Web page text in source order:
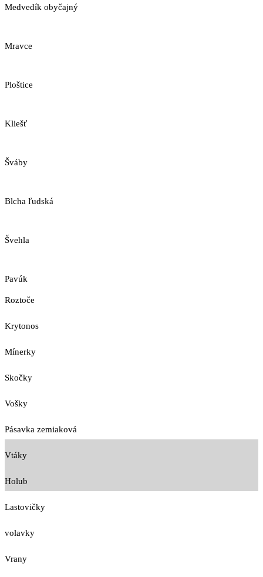
Medvedík obyčajný
Mravce
Ploštice
Kliešť
Šváby
Blcha ľudská
Švehla
Pavúk
Roztoče
Krytonos
Mínerky
Skočky
Vošky
Pásavka zemiaková
Vtáky
Holub
Lastovičky
volavky
Vrany